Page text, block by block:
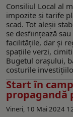
Consiliul Local al
impozite și tarife
scad. Tot aleșii
se desființează
facilitățile, dar și
spațiile verzi,
Bugetul orașului,
costurile
Start în
propagandă
Vineri, 10 Mai 2024